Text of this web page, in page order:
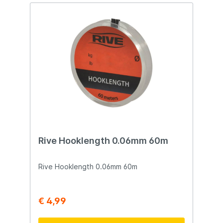
Rive Hooklength 0.06mm 60m
Rive Hooklength 0.06mm 60m
€ 4,99